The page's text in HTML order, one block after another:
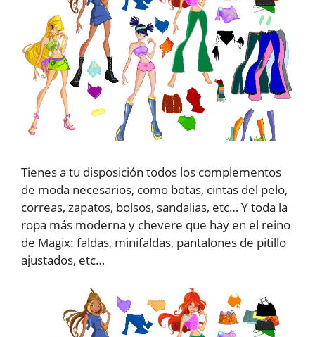
Tienes a tu disposición todos los complementos
de moda necesarios, como botas, cintas del pelo,
correas, zapatos, bolsos, sandalias, etc… Y toda la
ropa más moderna y chevere que hay en el reino
de Magix: faldas, minifaldas, pantalones de pitillo
ajustados, etc…